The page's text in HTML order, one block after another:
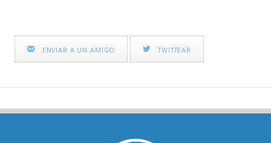
ENVIAR A UN AMIGO TWITTEAR